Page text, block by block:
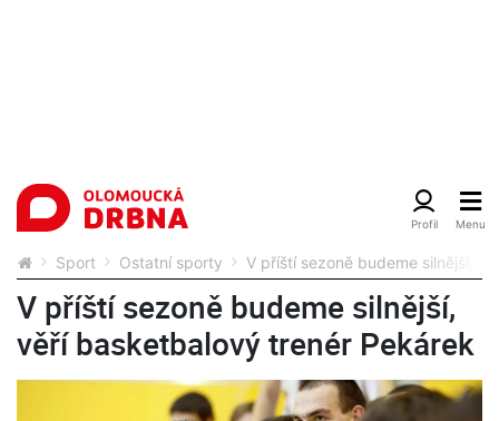
Sport Ostatní sporty V příští sezoně budeme silnější,
V příští sezoně budeme silnější,
věří basketbalový trenér Pekárek